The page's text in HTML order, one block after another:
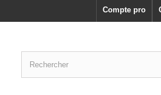
Compte pro